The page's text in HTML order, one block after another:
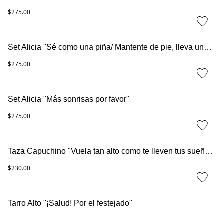
$275.00
Set Alicia "Sé como una piña/ Mantente de pie, lleva una corona y sé dulce en el interior"
$275.00
Set Alicia "Más sonrisas por favor"
$275.00
Taza Capuchino "Vuela tan alto como te lleven tus sueños"
$230.00
Tarro Alto "¡Salud! Por el festejado"